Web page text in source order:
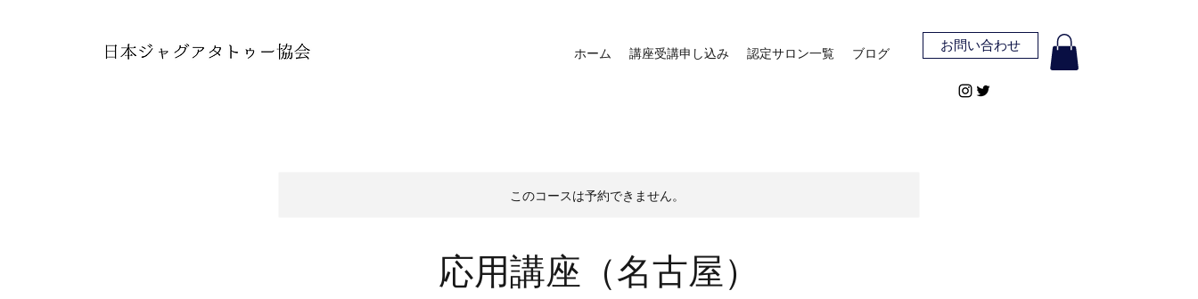
ホーム 講座受講申し込み 認定サロン一覧 ブログ お問い合わせ
このコースは予約できません。
応用講座（名古屋）